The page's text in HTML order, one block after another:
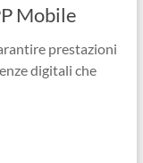
Mobile
prestazioni
digitali che